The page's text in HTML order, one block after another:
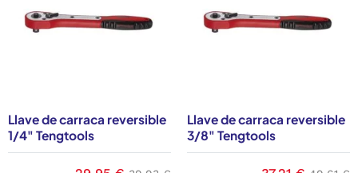
Llave de carraca reversible
1/4" Tengtools
Llave de carraca reversible
3/8" Tengtools